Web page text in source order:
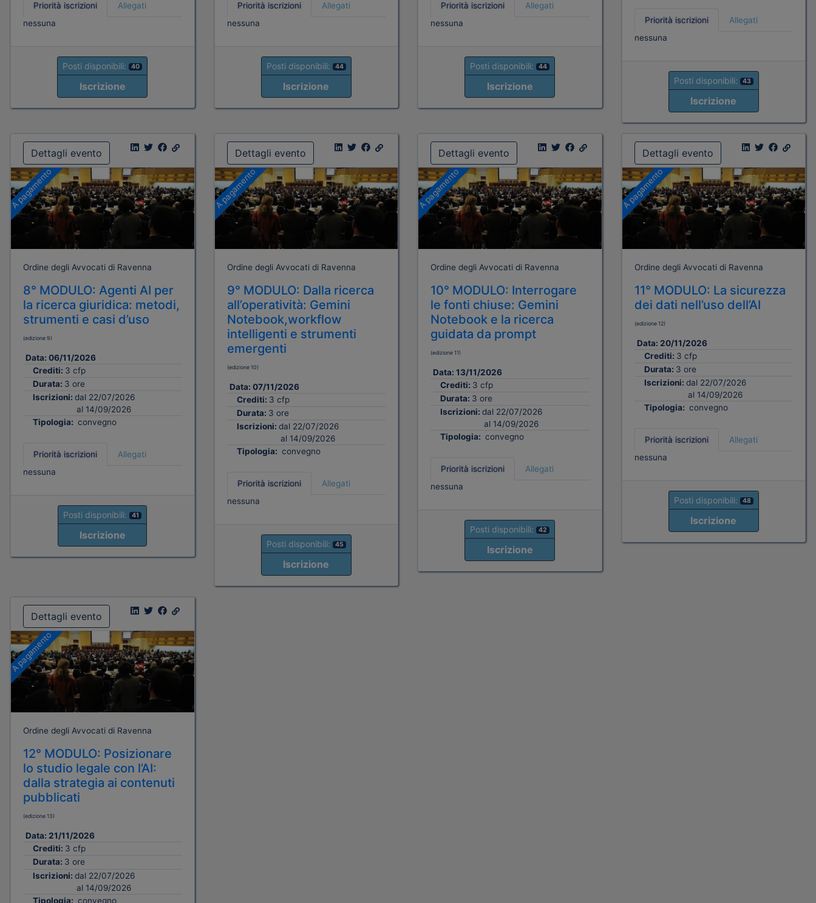
Priorità iscrizioni
Allegati
nessuna
Posti disponibili: 40
Iscrizione
Priorità iscrizioni
Allegati
nessuna
Posti disponibili: 44
Iscrizione
Priorità iscrizioni
Allegati
nessuna
Posti disponibili: 44
Iscrizione
Priorità iscrizioni
Allegati
nessuna
Posti disponibili: 43
Iscrizione
Dettagli evento
A pagamento
Ordine degli Avvocati di Ravenna
8° MODULO: Agenti AI per
la ricerca giuridica: metodi,
strumenti e casi d’uso
(edizione 9)
Data: 06/11/2026
Crediti: 3 cfp
Durata: 3 ore
Iscrizioni: dal 22/07/2026
al 14/09/2026
Tipologia: convegno
Priorità iscrizioni
Allegati
nessuna
Posti disponibili: 41
Iscrizione
Dettagli evento
A pagamento
Ordine degli Avvocati di Ravenna
9° MODULO: Dalla ricerca
all’operatività: Gemini
Notebook,workflow
intelligenti e strumenti
emergenti
(edizione 10)
Data: 07/11/2026
Crediti: 3 cfp
Durata: 3 ore
Iscrizioni: dal 22/07/2026
al 14/09/2026
Tipologia: convegno
Priorità iscrizioni
Allegati
nessuna
Posti disponibili: 45
Iscrizione
Dettagli evento
A pagamento
Ordine degli Avvocati di Ravenna
10° MODULO: Interrogare
le fonti chiuse: Gemini
Notebook e la ricerca
guidata da prompt
(edizione 11)
Data: 13/11/2026
Crediti: 3 cfp
Durata: 3 ore
Iscrizioni: dal 22/07/2026
al 14/09/2026
Tipologia: convegno
Priorità iscrizioni
Allegati
nessuna
Posti disponibili: 42
Iscrizione
Dettagli evento
A pagamento
Ordine degli Avvocati di Ravenna
11° MODULO: La sicurezza
dei dati nell’uso dell’AI
(edizione 12)
Data: 20/11/2026
Crediti: 3 cfp
Durata: 3 ore
Iscrizioni: dal 22/07/2026
al 14/09/2026
Tipologia: convegno
Priorità iscrizioni
Allegati
nessuna
Posti disponibili: 48
Iscrizione
Dettagli evento
A pagamento
Ordine degli Avvocati di Ravenna
12° MODULO: Posizionare
lo studio legale con l’AI:
dalla strategia ai contenuti
pubblicati
(edizione 13)
Data: 21/11/2026
Crediti: 3 cfp
Durata: 3 ore
Iscrizioni: dal 22/07/2026
al 14/09/2026
Tipologia: convegno